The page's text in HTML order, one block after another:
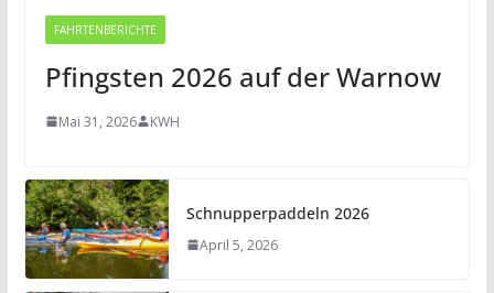
FAHRTENBERICHTE
Pfingsten 2026 auf der Warnow
Mai 31, 2026 KWH
Schnupperpaddeln 2026
April 5, 2026